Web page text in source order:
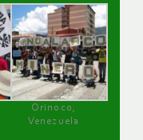
Orinoco,
Venezuela